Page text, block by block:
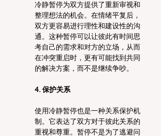
冷静暂停为双方提供了重新审视和
整理想法的机会。在情绪平复后，
双方更容易进行理性和建设性的沟
通。这种暂停可以让彼此有时间思
考自己的需求和对方的立场，从而
在冲突重启时，更有可能找到共同
的解决方案，而不是继续争吵。
4. 保护关系
使用冷静暂停也是一种关系保护机
制。它表达了双方对于彼此关系的
重视和尊重。暂停不是为了逃避问